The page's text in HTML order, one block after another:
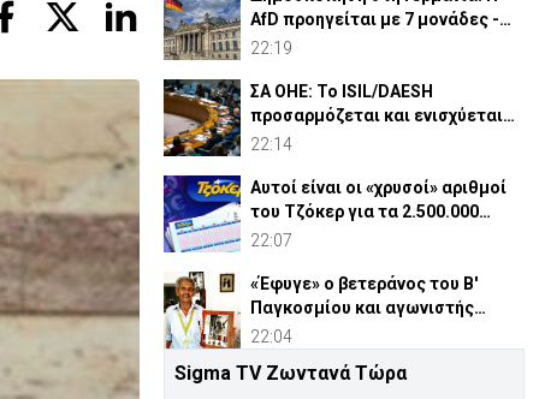
AfD προηγείται με 7 μονάδες -
Διεύρυνε τη διαφορά
22:19
ΣΑ ΟΗΕ: Το ISIL/DAESH
προσαρμόζεται και ενισχύεται
στην Αφρική - Πώς απειλεί
22:14
Αυτοί είναι οι «χρυσοί» αριθμοί
του Τζόκερ για τα 2.500.000
ευρώ
22:07
«Έφυγε» ο βετεράνος του Β'
Παγκοσμίου και αγωνιστής
ΕΟΚΑ, Παύλος Μ. Κασάπης
22:04
«Όχι» 9 χωρών σε ισχυρισμό
Sigma TV Ζωντανά Τώρα